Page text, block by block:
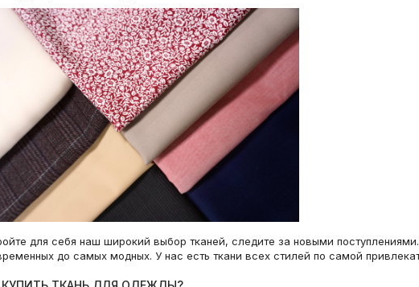
ОТРЕЗ 1,7 М Вискоза твиловая MAX MARA
Цветы на тёмно-синем MM (17) 20042679-1
3264 р. 2610 р.
ОТРЕЗ 1,45 М ДЕФЕКТ Джерси вискозный
для себя наш широкий выбор тканей, следите за новыми
до самых модных. У нас есть ткани всех стилей по самой